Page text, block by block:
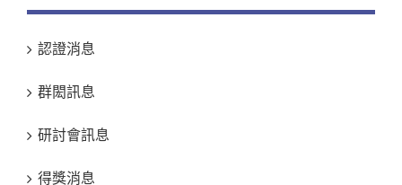
認證消息
群閎訊息
研討會訊息
得獎消息